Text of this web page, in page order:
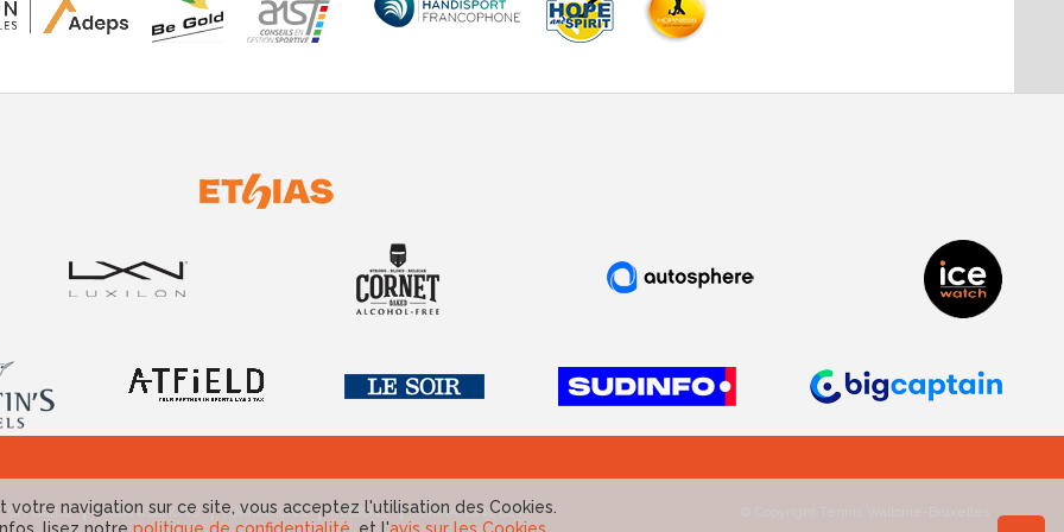
OFFICIELS ORGANISATIONS FORMATIONS RÉGIONS FORMATIONS DEV
votre navigation sur ce site, vous acceptez l'utilisation des Cookies.